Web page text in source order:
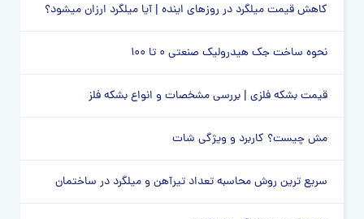
کاهش قیمت میلگرد در روزهای اینده | آیا میلگرد ارزان میشود؟
نحوه ساخت جک هیدرولیک صنعتی 0 تا 100
قیمت بشکه فلزی | بررسی مشخصات و انواع بشکه فلز
مش چیست؟ کاربرد و ویژگی شات
سریع ترین روش محاسبه تعداد تیرآهن و میلگرد در ساختمان